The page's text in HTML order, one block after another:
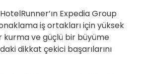
Expedia Group
iş ortakları için yüksek
kurma ve güçlü bir büyüme
dikkat çekici başarılarını